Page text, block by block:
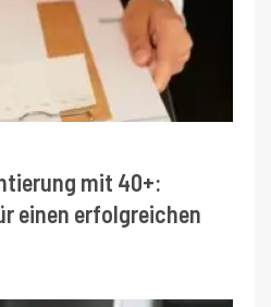
mit 40+:
einen erfolgreichen